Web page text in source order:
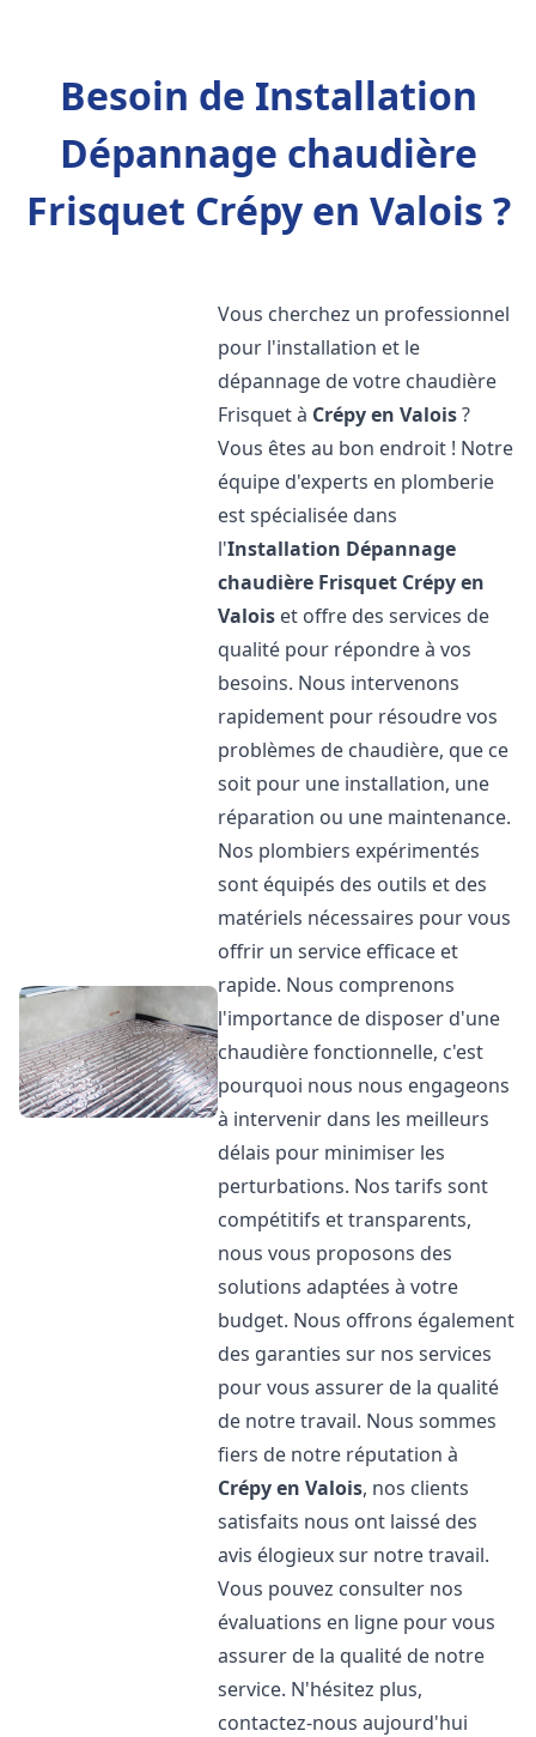
Besoin de Installation
Dépannage chaudière
Frisquet Crépy en Valois ?
Vous cherchez un professionnel
pour l'installation et le
dépannage de votre chaudière
Frisquet à Crépy en Valois?
Vous êtes au bon endroit ! Notre
équipe d'experts en plomberie
est spécialisée dans
l'Installation Dépannage
chaudière Frisquet Crépy en
Valois et offre des services de
qualité pour répondre à vos
besoins. Nous intervenons
rapidement pour résoudre vos
problèmes de chaudière, que ce
soit pour une installation, une
réparation ou une maintenance.
Nos plombiers expérimentés
sont équipés des outils et des
matériels nécessaires pour vous
offrir un service efficace et
rapide. Nous comprenons
l'importance de disposer d'une
chaudière fonctionnelle, c'est
pourquoi nous nous engageons
à intervenir dans les meilleurs
délais pour minimiser les
perturbations. Nos tarifs sont
compétitifs et transparents,
nous vous proposons des
solutions adaptées à votre
budget. Nous offrons également
des garanties sur nos services
pour vous assurer de la qualité
de notre travail. Nous sommes
fiers de notre réputation à
Crépy en Valois, nos clients
satisfaits nous ont laissé des
avis élogieux sur notre travail.
Vous pouvez consulter nos
évaluations en ligne pour vous
assurer de la qualité de notre
service. N'hésitez plus,
contactez-nous aujourd'hui